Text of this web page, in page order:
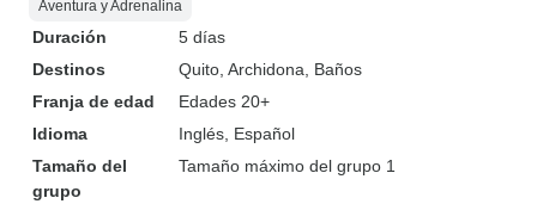
Aventura y Adrenalina
Duración
5 días
Destinos
Quito , Archidona , Baños
Franja de edad
Edades 20+
Idioma
Inglés, Español
Tamaño del
grupo
Tamaño máximo del grupo 1